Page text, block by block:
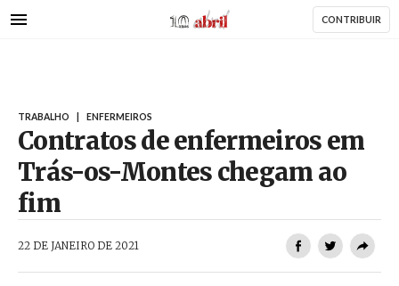
para
AbrilAbril CONTRIBUIR
TRABALHO ENFERMEIROS
Contratos de enfermeiros em
Trás-os-Montes chegam ao
fim
22 DE JANEIRO DE 2021